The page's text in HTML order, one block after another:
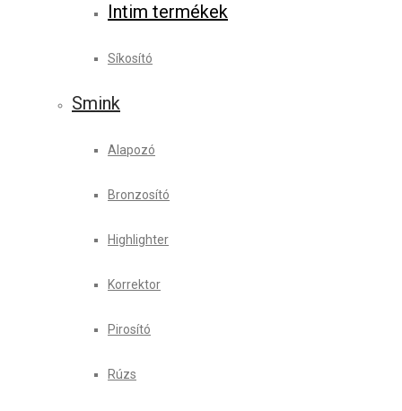
Intim termékek
Síkosító
Smink
Alapozó
Bronzosító
Highlighter
Korrektor
Pirosító
Rúzs